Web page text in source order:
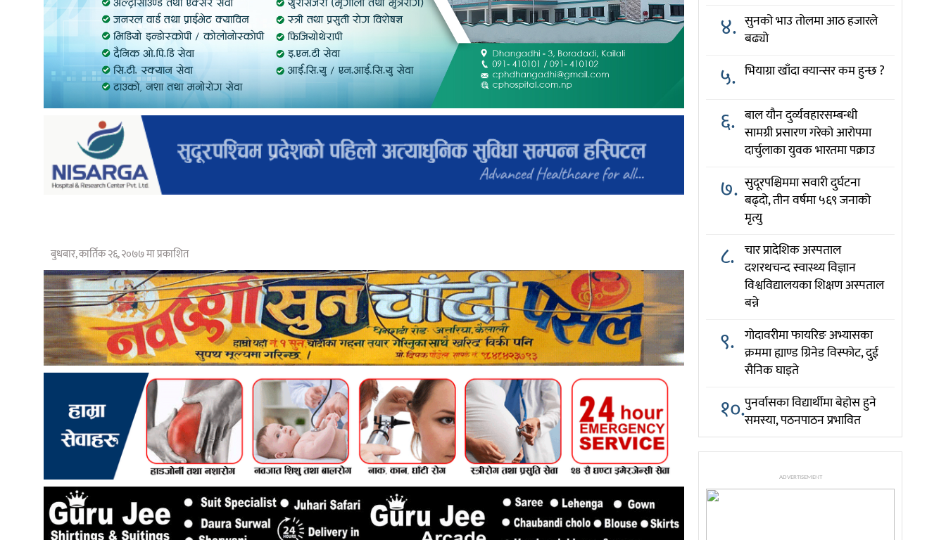
बुधबार, कार्तिक २६, २०७७ मा प्रकाशित
४. सुनको भाउ तोलमा आठ हजारले
बढ्यो
५. भियाग्रा खाँदा क्यान्सर कम हुन्छ ?
६. बाल यौन दुर्व्यवहारसम्बन्धी
सामग्री प्रसारण गरेको आरोपमा
दार्चुलाका युवक भारतमा पक्राउ
७. सुदूरपश्चिममा सवारी दुर्घटना
बढ्दो, तीन वर्षमा ५६९ जनाको
मृत्यु
८. चार प्रादेशिक अस्पताल
दशरथचन्द स्वास्थ्य विज्ञान
विश्वविद्यालयका शिक्षण अस्पताल
बन्ने
९. गोदावरीमा फायरिङ अभ्यासका
क्रममा ह्याण्ड ग्रिनेड विस्फोट, दुई
सैनिक घाइते
१०.पुनर्वासका विद्यार्थीमा बेहोस हुने
समस्या, पठनपाठन प्रभावित
ADVERTISEMENT